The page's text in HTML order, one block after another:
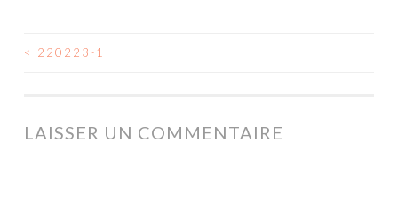
NAVIGATION
ARTICLES
< 220223-1
LAISSER UN COMMENTAIRE